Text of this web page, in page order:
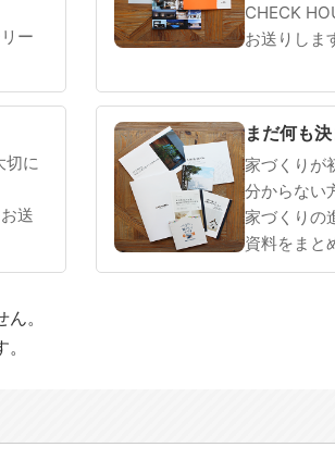
ー
CHECK
お送りしま
切に
送
まだ何も
家づくりが
分からない
家づくりの
資料をまと
。